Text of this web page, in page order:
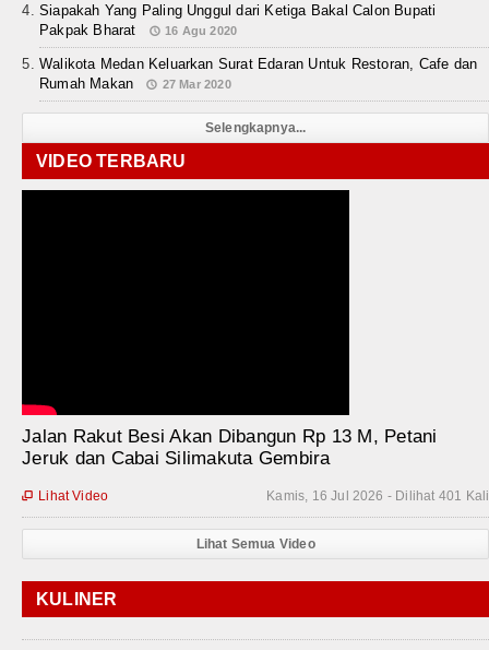
Siapakah Yang Paling Unggul dari Ketiga Bakal Calon Bupati
Pakpak Bharat
16 Agu 2020
Walikota Medan Keluarkan Surat Edaran Untuk Restoran, Cafe dan
Rumah Makan
27 Mar 2020
Selengkapnya...
VIDEO TERBARU
Jalan Rakut Besi Akan Dibangun Rp 13 M, Petani
Jeruk dan Cabai Silimakuta Gembira
Kamis, 16 Jul 2026 - Dilihat 401 Kali
 Lihat Video
Lihat Semua Video
KULINER